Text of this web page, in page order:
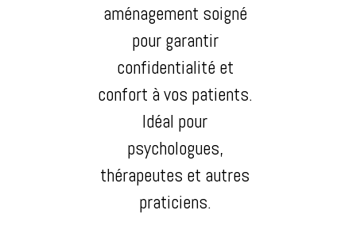
aménagement soigné
pour garantir
confidentialité et
confort à vos patients.
Idéal pour
psychologues,
thérapeutes et autres
praticiens.